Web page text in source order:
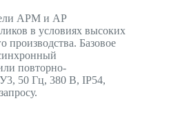
АРМ и АР
в условиях высоких
производства. Базовое
повторно-
50 Гц, 380 В, IP54,